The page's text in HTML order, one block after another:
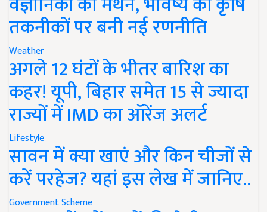
तकनीकों पर बनी नई रणनीति
Weather
अगले 12 घंटों के भीतर बारिश का
कहर! यूपी, बिहार समेत 15 से ज्यादा
राज्यों में IMD का ऑरेंज अलर्ट
Lifestyle
सावन में क्या खाएं और किन चीजों से
करें परहेज? यहां इस लेख में जानिए..
Government Scheme